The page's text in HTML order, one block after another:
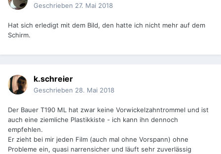
Geschrieben 27. Mai 2018
Hat sich erledigt mit dem Bild, den hatte ich nicht mehr auf dem
Schirm.
k.schreier
Geschrieben 28. Mai 2018
Der Bauer T190 ML hat zwar keine Vorwickelzahntrommel und ist
auch eine ziemliche Plastikkiste - ich kann ihn dennoch
empfehlen.
Er zieht bei mir jeden Film (auch mal ohne Vorspann) ohne
Probleme ein, quasi narrensicher und läuft sehr zuverlässig